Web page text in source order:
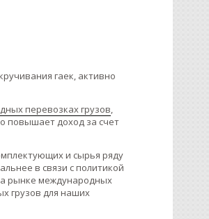
гаек, активно
перевозках грузов,
повышает доход за счет
и сырья ряду
в связи с политикой
рынке международных
грузов для наших